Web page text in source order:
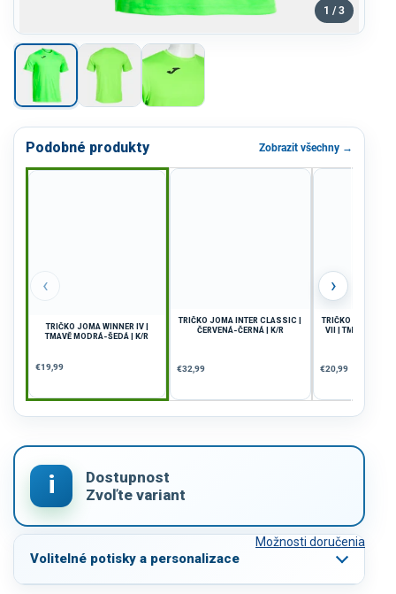
1 / 3
Podobné produkty Zobrazit všechny →
‹
TRIČKO JOMA WINNER IV |
TMAVĚ MODRÁ-ŠEDÁ | K/R
€19,99
TRIČKO JOMA INTER CLASSIC |
ČERVENÁ-ČERNÁ | K/R
€32,99
TRIČKO JOMA
VII | TMAVĚ
€20,99
›
Volitelné potisky a personalizace
Možnosti doručenia